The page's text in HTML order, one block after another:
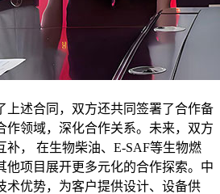
述合同，双方还共同签署了合作备
作领域，深化合作关系。未来，双方
补， 在生物柴油、E-SAF等生物燃
他项目展开更多元化的合作探索。中
术优势，为客户提供设计、设备供